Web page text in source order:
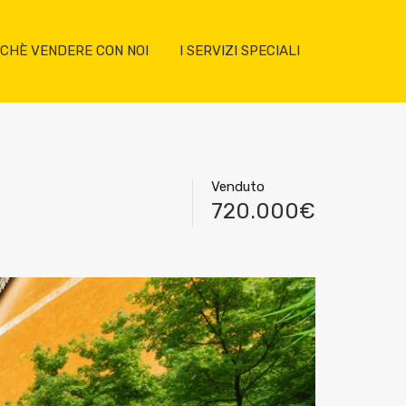
VENDERE CON NOI I SERVIZI SPECIALI
Venduto
720.000€